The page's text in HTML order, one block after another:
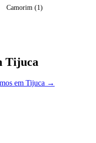
Camorim (1)
Tijuca
em Tijuca →